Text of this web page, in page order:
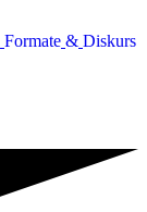
Formate & Diskurs